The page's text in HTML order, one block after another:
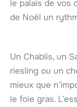
le palais de vos
de Noël un
Un Chablis, un
riesling ou un
mieux que
le foie gras.